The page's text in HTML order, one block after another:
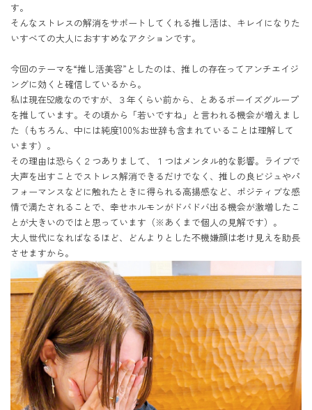
す。
そんなストレスの解消をサポートしてくれる推し活は、キレイになりた
いすべての大人におすすめなアクションです。
今回のテーマを“推し活美容”としたのは、推しの存在ってアンチエイジ
ングに効くと確信しているから。
私は現在52歳なのですが、３年くらい前から、とあるボーイズグループ
を推しています。その頃から「若いですね」と言われる機会が増えまし
た（もちろん、中には純度100%お世辞も含まれていることは理解して
います）。
その理由は恐らく２つありまして、１つはメンタル的な影響。ライブで
大声を出すことでストレス解消できるだけでなく、推しの良ビジュやパ
フォーマンスなどに触れたときに得られる高揚感など、ポジティブな感
情で満たされることで、幸せホルモンがドバドバ出る機会が激増したこ
とが大きいのではと思っています（※あくまで個人の見解です）。
大人世代になればなるほど、どんよりとした不機嫌顔は老け見えを助長